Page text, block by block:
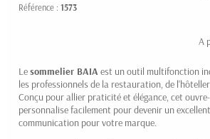
Référence : 1573
A
Lesommelier BAIA est un outil multifonction
les professionnels de la restauration, de
Conçu pour allier praticité et élégance, cet
personnalise facilement pour devenir un
communication pour votre marque.